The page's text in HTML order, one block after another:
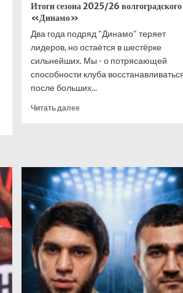
Итоги сезона 2025/26 волгоградского
«Динамо»
Два года подряд "Динамо" теряет
лидеров, но остаётся в шестёрке
сильнейших. Мы - о потрясающей
способности клуба
после больших...
Читать далееПрочитать
волгоградского
«Динамо»